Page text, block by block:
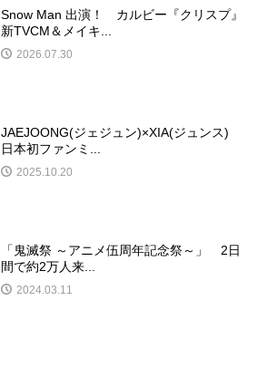
Snow Man 出演！ カルビー『クリスプ』
新TVCM＆メイキ...
2026.07.30
JAEJOONG(ジェジュン)×XIA(ジュンス)
日本初ファンミ...
2025.10.20
「鬼滅祭 ～アニメ伍周年記念祭～」 2日
間で約2万人来...
2024.03.11